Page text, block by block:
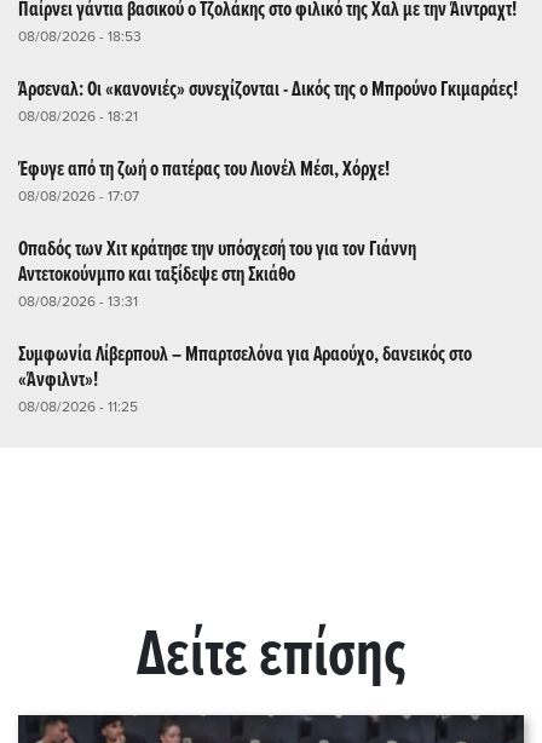
Παίρνει γάντια βασικού ο Τζολάκης στο φιλικό της Χαλ με την Άιντραχτ!
08/08/2026 - 18:53
Άρσεναλ: Οι «κανονιές» συνεχίζονται - Δικός της ο Μπρούνο Γκιμαράες!
08/08/2026 - 18:21
Έφυγε από τη ζωή ο πατέρας του Λιονέλ Μέσι, Χόρχε!
08/08/2026 - 17:07
Οπαδός των Χιτ κράτησε την υπόσχεσή του για τον Γιάννη
Αντετοκούνμπο και ταξίδεψε στη Σκιάθο
08/08/2026 - 13:31
Συμφωνία Λίβερπουλ – Μπαρτσελόνα για Αραούχο, δανεικός στο
«Άνφιλντ»!
08/08/2026 - 11:25
Δείτε επίσης